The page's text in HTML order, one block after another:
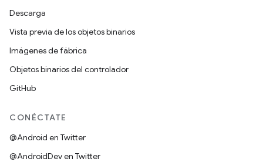
Descarga
Vista previa de los objetos binarios
Imágenes de fábrica
Objetos binarios del controlador
GitHub
CONÉCTATE
@Android en Twitter
@AndroidDev en Twitter